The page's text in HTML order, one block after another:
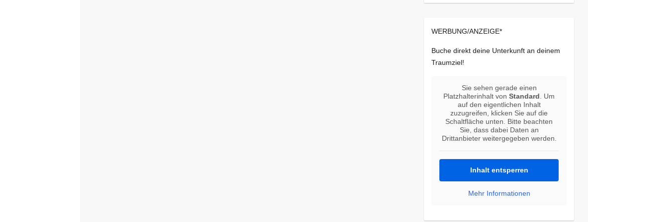
WERBUNG/ANZEIGE*
Buche direkt deine Unterkunft an deinem
Traumziel!
Sie sehen gerade einen
Platzhalterinhalt vonStandard . Um
auf den eigentlichen Inhalt
zuzugreifen, klicken Sie auf die
Schaltfläche unten. Bitte beachten
Sie, dass dabei Daten an
Drittanbieter weitergegeben werden.
Inhalt entsperren
Mehr Informationen